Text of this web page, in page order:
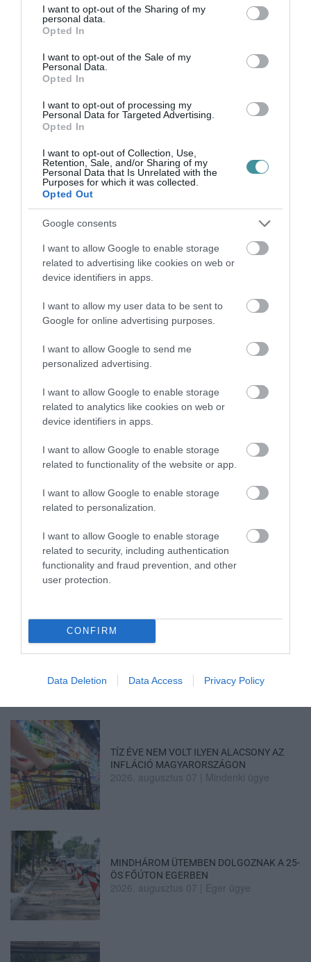
not limited to your visit or usage behaviour. You may click to
grant or deny consent to Google and its third-party tags to
use your data for below specified purposes in below Google
consent section.
I want to opt-out of the Sharing of my
personal data.
Opted In
I want to opt-out of the Sale of my
Personal Data.
Opted In
I want to opt-out of processing my
Personal Data for Targeted Advertising.
Opted In
I want to opt-out of Collection, Use,
Retention, Sale, and/or Sharing of my
Personal Data that Is Unrelated with the
Purposes for which it was collected.
Opted Out
Google consents
I want to allow Google to enable storage
related to advertising like cookies on web or
device identifiers in apps.
I want to allow my user data to be sent to
Google for online advertising purposes.
I want to allow Google to send me
personalized advertising.
I want to allow Google to enable storage
related to analytics like cookies on web or
device identifiers in apps.
I want to allow Google to enable storage
related to functionality of the website or app.
I want to allow Google to enable storage
related to personalization.
I want to allow Google to enable storage
related to security, including authentication
functionality and fraud prevention, and other
user protection.
CONFIRM
Data Deletion Data Access Privacy Policy
Legfrissebb híreink
2026. augusztus 08 Mindenki ügye
ELNÖKNEK A TISZA
2026. augusztus 08 Mindenki ügye
ÚJ MAGYAR KÜLÜGYI STRATÉGIA KÉSZÜL,
TELJES SZAKÍTÁS JÖN A...
2026. augusztus 08|Mindenki ügye
TATA ELBŰVÖLŐ LÁTVÁNYOSSÁGAI,
AMIKÉRT ÉRDEMES MEGNÉZNI
2026. augusztus 08|Promóció
TÖBB MINT EGY HÓNAP IS LEHET, MIRE
2026. augusztus 07|Mindenki ügye
TANULJ NÉMETÜL OTTHONRÓL: A
DIGITÁLIS TANULÁS ELŐNYEI
ÚJRAINDULNAK A KORÁBBAN
LEÁLLÍTOTT SZOLGÁLTATÁSOK AZ EGRI...
TÍZ ÉVE NEM VOLT ILYEN ALACSONY AZ
INFLÁCIÓ MAGYARORSZÁGON
2026. augusztus 07 Mindenki ügye
MINDHÁROM ÜTEMBEN DOLGOZNAK A 25-
ÖS FŐÚTON EGERBEN
2026. augusztus 07 Eger ügye